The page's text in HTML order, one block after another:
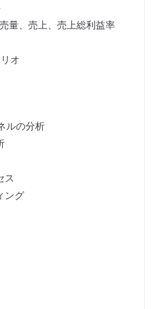
量、売上、売上総利益率
オ
ルの分析
ス
ング